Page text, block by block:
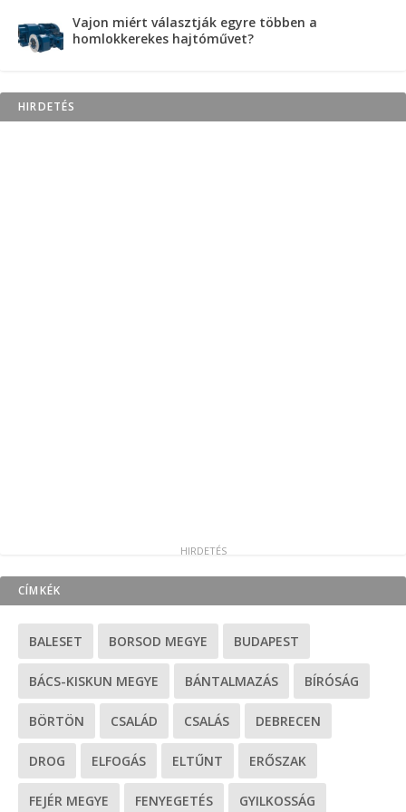
Vajon miért választják egyre többen a
homlokkerekes hajtóművet?
HIRDETÉS
CÍMKÉK
BALESET BORSOD MEGYE BUDAPEST
BÁCS-KISKUN MEGYE BÁNTALMAZÁS BÍRÓSÁG
BÖRTÖN CSALÁD CSALÁS DEBRECEN
DROG ELFOGÁS ELTŰNT ERŐSZAK
FEJÉR MEGYE FENYEGETÉS GYILKOSSÁG